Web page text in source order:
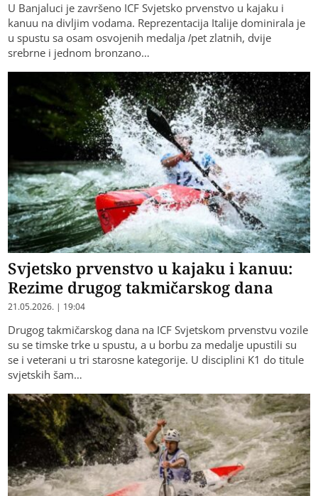
U Banjaluci je završeno ICF Svjetsko prvenstvo u kajaku i
kanuu na divljim vodama. Reprezentacija Italije dominirala je
u spustu sa osam osvojenih medalja /pet zlatnih, dvije
srebrne i jednom bronzano…
Svjetsko prvenstvo u kajaku i kanuu:
Rezime drugog takmičarskog dana
21.05.2026. | 19:04
Drugog takmičarskog dana na ICF Svjetskom prvenstvu vozile
su se timske trke u spustu, a u borbu za medalje upustili su
se i veterani u tri starosne kategorije. U disciplini K1 do titule
svjetskih šam…